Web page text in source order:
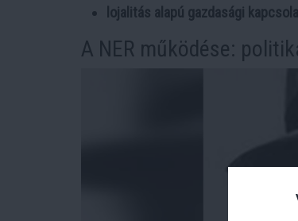
lojalitás alapú gazdasági
A NER működése: